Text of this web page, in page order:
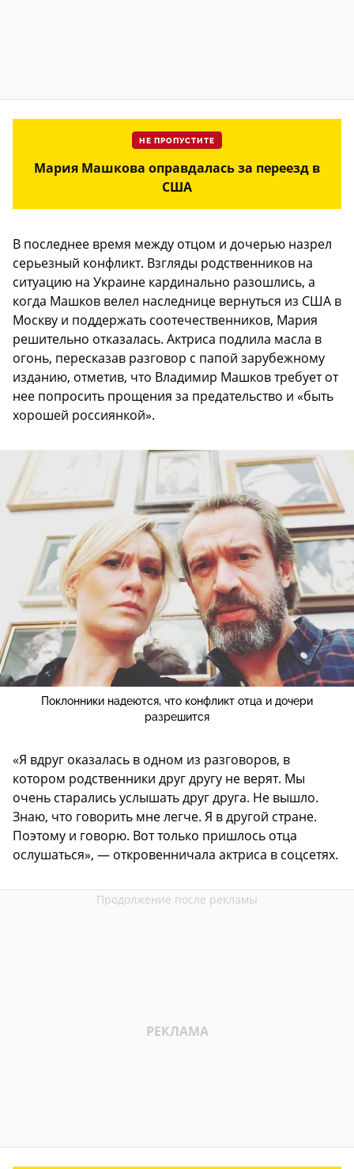
НЕ ПРОПУСТИТЕ
Мария Машкова оправдалась за переезд в
США
В последнее время между отцом и дочерью назрел
серьезный конфликт. Взгляды родственников на
ситуацию на Украине кардинально разошлись, а
когда Машков велел наследнице вернуться из США в
Москву и поддержать соотечественников, Мария
решительно отказалась. Актриса подлила масла в
огонь, пересказав разговор с папой зарубежному
изданию, отметив, что Владимир Машков требует от
нее попросить прощения за предательство и «быть
хорошей россиянкой».
Поклонники надеются, что конфликт отца и дочери
разрешится
«Я вдруг оказалась в одном из разговоров, в
котором родственники друг другу не верят. Мы
очень старались услышать друг друга. Не вышло.
Знаю, что говорить мне легче. Я в другой стране.
Поэтому и говорю. Вот только пришлось отца
ослушаться», — откровенничала актриса в соцсетях.